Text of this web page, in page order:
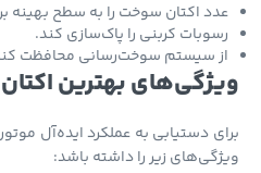
اکتان سوخت را به سطح بهینه برساند.
کربنی را پاک‌سازی کند.
سیستم سوخت‌رسانی محافظت کند.
بهترین اکتان
دستیابی به عملکرد ایده‌آل موتور،
زیر را داشته باشد: